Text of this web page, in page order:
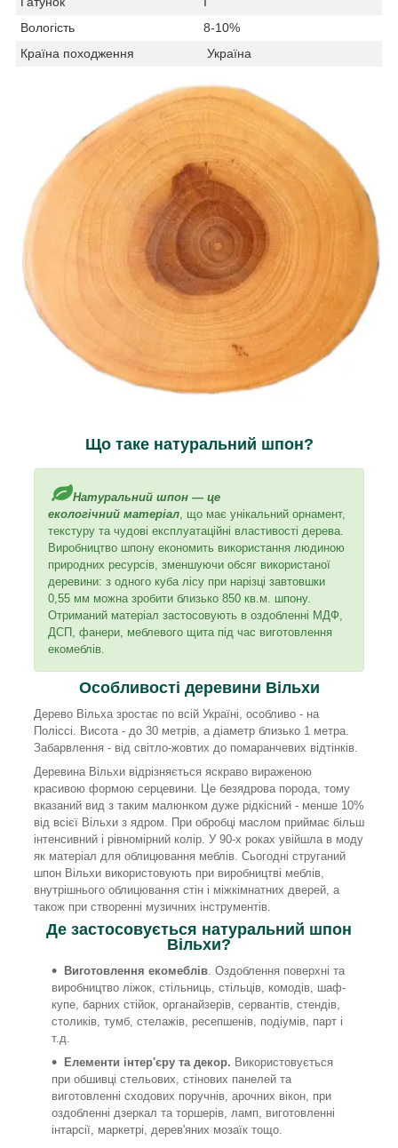
Вологість
8-10%
Країна походження
Україна
Що таке натуральний шпон?
Натуральний шпон — це
екологічний матеріал, що має унікальний орнамент,
текстуру та чудові експлуатаційні властивості дерева.
Виробництво шпону економить використання людиною
природних ресурсів, зменшуючи обсяг використаної
деревини: з одного куба лісу при нарізці завтовшки
0,55 мм можна зробити близько 850 кв.м. шпону.
Отриманий матеріал застосовують в оздобленні МДФ,
ДСП, фанери, меблевого щита під час виготовлення
екомеблів.
Особливості деревини Вільхи
Дерево Вільха зростає по всій Україні, особливо - на
Поліссі. Висота - до 30 метрів, а діаметр близько 1 метра.
Забарвлення - від світло-жовтих до помаранчевих відтінків.
Деревина Вільхи відрізняється яскраво вираженою
красивою формою серцевини. Це безядрова порода, тому
вказаний вид з таким малюнком дуже рідкісний - менше 10%
від всієї Вільхи з ядром. При обробці маслом приймає більш
інтенсивний і рівномірний колір. У 90-х роках увійшла в моду
як матеріал для облицювання меблів. Сьогодні струганий
шпон Вільхи використовують при виробництві меблів,
внутрішнього облицювання стін і міжкімнатних дверей, а
також при створенні музичних інструментів.
Де застосовується натуральний шпон
Вільхи?
Виготовлення екомеблів. Оздоблення поверхні та
виробництво ліжок, стільниць, стільців, комодів, шаф-
купе, барних стійок, органайзерів, сервантів, стендів,
столиків, тумб, стелажів, ресепшенів, подіумів, парт і
т.д.
Елементи інтер'єру та декор. Використовується
при обшивці стельових, стінових панелей та
виготовленні сходових поручнів, арочних вікон, при
оздобленні дзеркал та торшерів, ламп, виготовленні
інтарсії, маркетрі, дерев'яних мозаїк тощо.